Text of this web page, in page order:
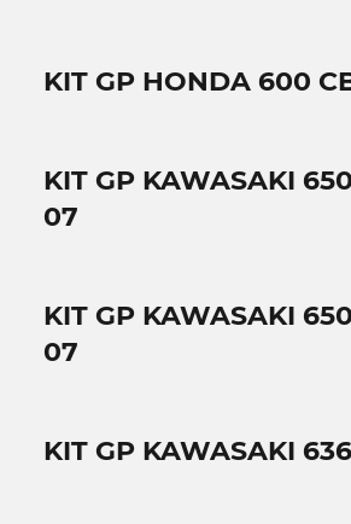
KIT GP HONDA 600
KIT GP KAWASAKI
07
KIT GP KAWASAKI
07
KIT GP KAWASAKI